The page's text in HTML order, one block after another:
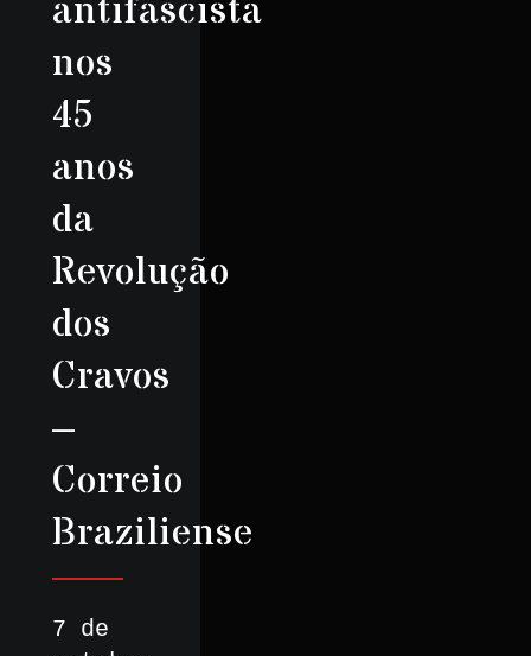
antifascista
nos
45
anos
da
Revolução
dos
Cravos
–
Correio
Braziliense
7 de